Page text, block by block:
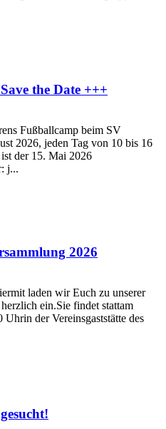
the Date +++
Fußballcamp beim SV
2026, jeden Tag von 10 bis 16
der 15. Mai 2026
j...
2026
laden wir Euch zu unserer
ein.Sie findet stattam
der Vereinsgaststätte des